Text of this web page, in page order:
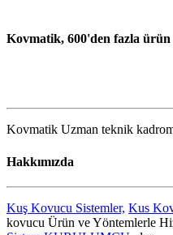
Kovmatik, 600'den fazla ürün
Kovmatik Uzman teknik
Hakkımızda
Kuş Kovucu Sistemler, Kus
kovucu Ürün ve Yöntemlerle